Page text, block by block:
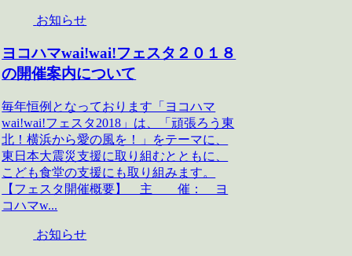
お知らせ
ヨコハマwai!wai!フェスタ２０１８
の開催案内について
毎年恒例となっております「ヨコハマ
wai!wai!フェスタ2018」は、「頑張ろう東
北！横浜から愛の風を！」をテーマに、
東日本大震災支援に取り組むとともに、
こども食堂の支援にも取り組みます。
【フェスタ開催概要】 主 催： ヨ
コハマw...
お知らせ